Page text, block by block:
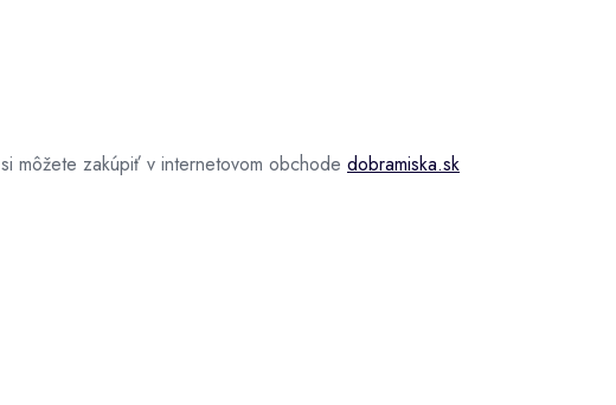
si môžete zakúpiť v internetovom obchode dobramiska.sk